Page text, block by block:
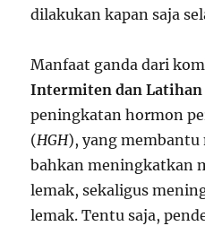
dilakukan kapan saja
Manfaat ganda dari
Intermiten dan Latihan
peningkatan hormon
(HGH), yang
bahkan meningkatkan
lemak, sekaligus
lemak. Tentu saja,